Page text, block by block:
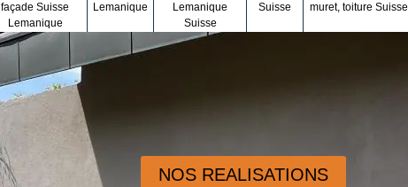
façade Suisse
Lemanique
Lemanique
Lemanique
Suisse
Suisse
muret, toiture Suisse
NOS REALISATIONS